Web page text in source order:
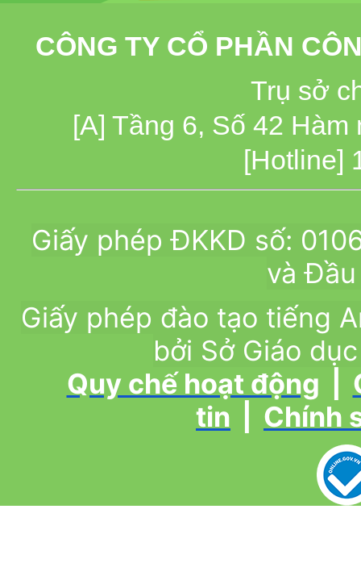
CÔNG TY CỔ PHẦN
Trụ sở
[A] Tầng 6, Số 42
[Hotline]
Giấy phép ĐKKD số:
và
Giấy phép đào tạo tiếng
bởi Sở Giáo
Quy chế hoạt động
tin
Chính